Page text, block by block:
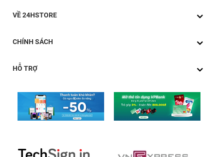
VỀ 24HSTORE
CHÍNH SÁCH
HỖ TRỢ